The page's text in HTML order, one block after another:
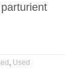
Used